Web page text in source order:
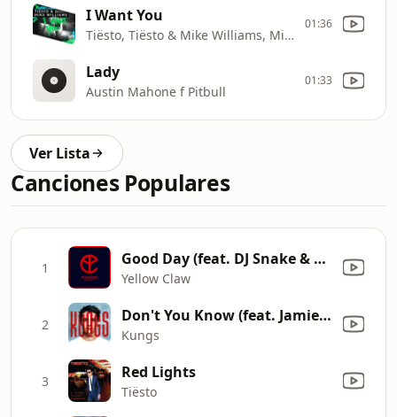
I Want You
Tiësto, Tiësto & Mike Williams, Mike Williams
01:36
Lady
Austin Mahone f Pitbull
01:33
Ver Lista
Canciones Populares
1 Good Day (feat. DJ Snake & Elliphant) [Chace Remix]
Yellow Claw
2 Don't You Know (feat. Jamie N Commons)
Kungs
3 Red Lights
Tiësto